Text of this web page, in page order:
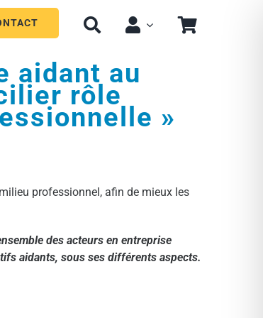
aidant au
rôle
»
professionnel, afin de mieux les
des acteurs en entreprise
aidants, sous ses différents aspects.